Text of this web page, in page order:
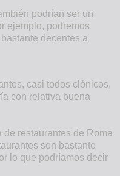
podrían ser un
ejemplo, podremos
decentes a
casi todos clónicos,
con relativa buena
de restaurantes de Roma
son bastante
lo que podríamos decir